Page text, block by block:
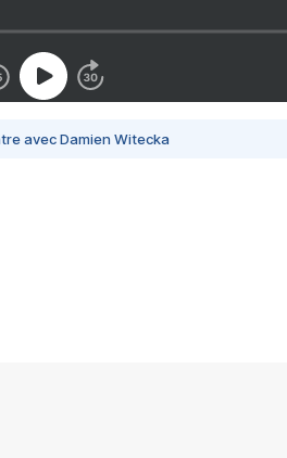
avec Damien Witecka